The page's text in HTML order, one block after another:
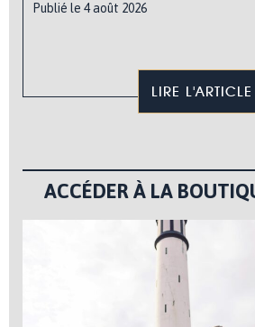
Publié le 4 août 2026
LIRE L'ARTICLE
ACCÉDER À LA